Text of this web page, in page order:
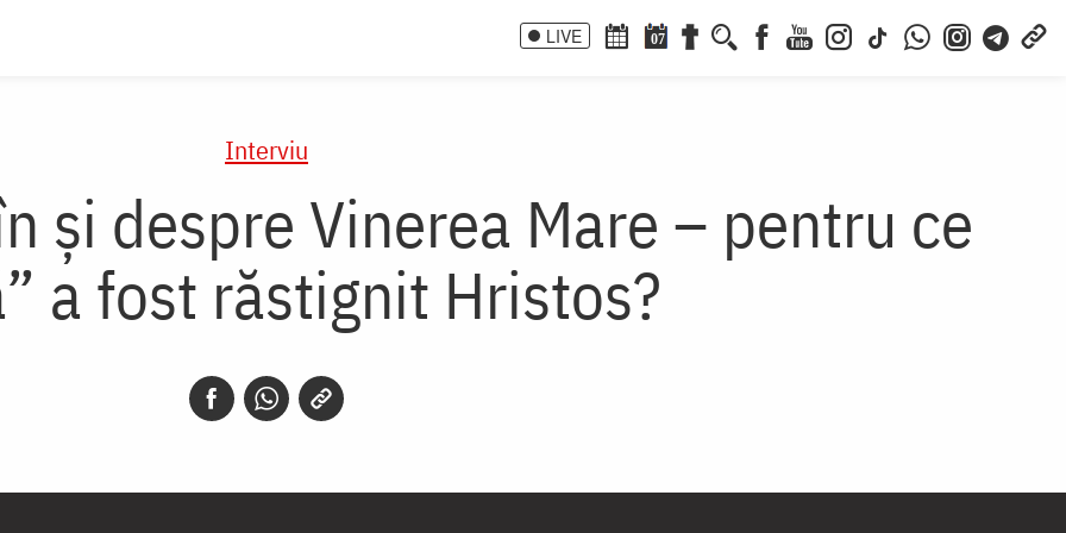
LIVE 07
Interviu
și despre Vinerea Mare – pentru ce
a fost răstignit Hristos?